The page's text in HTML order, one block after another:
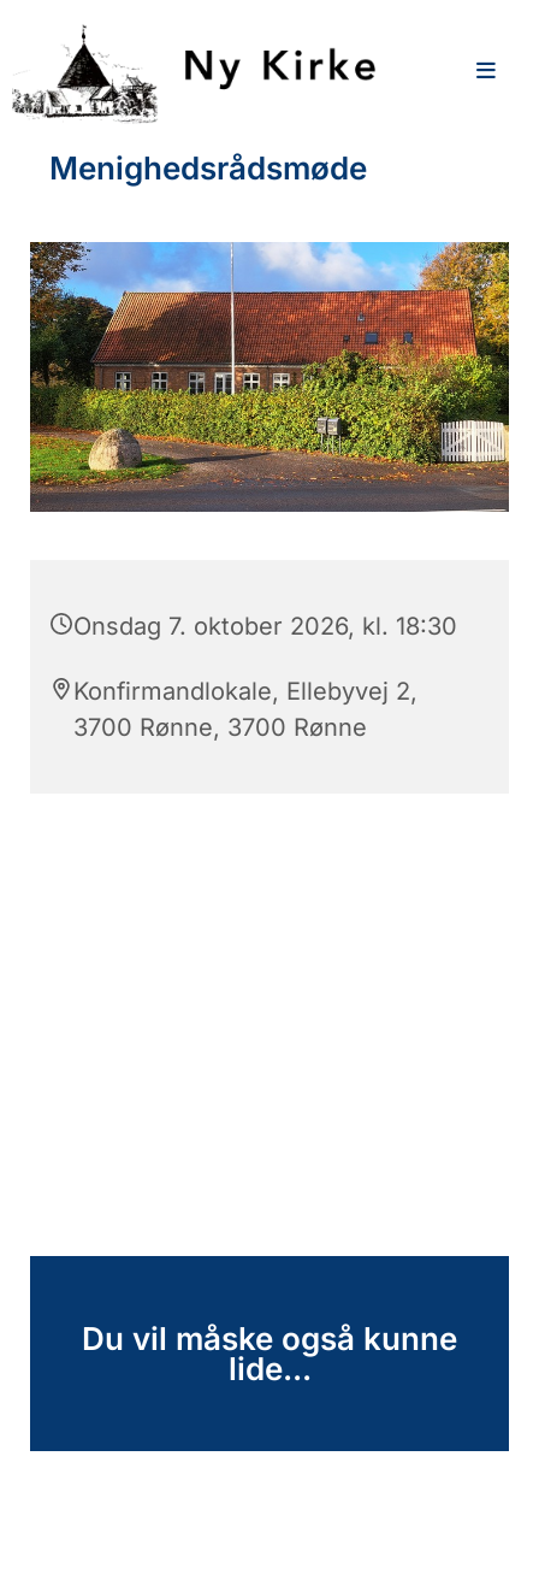
Menighedsrådsmøde
Onsdag 7. oktober 2026, kl. 18:30
Konfirmandlokale, Ellebyvej 2,
3700 Rønne, 3700 Rønne
Du vil måske også kunne
lide...